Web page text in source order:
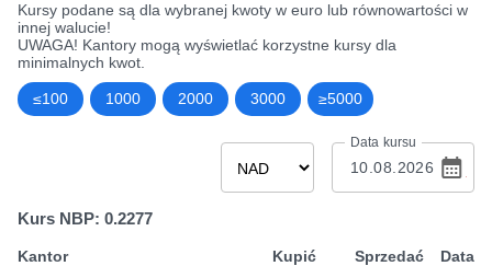
Kursy podane są dla wybranej kwoty w euro lub równowartości w
innej walucie!
UWAGA! Kantory mogą wyświetlać korzystne kursy dla
minimalnych kwot.
≤100 1000 2000 3000 ≥5000
Data kursu
Kurs NBP: 0.2277
Kantor Kupić Sprzedać Data